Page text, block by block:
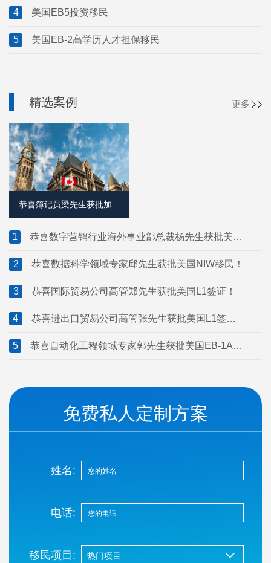
4 美国EB5投资移民
5 美国EB-2高学历人才担保移民
精选案例 更多
恭喜簿记员梁先生获批加拿
大萨省雇主担保移民！
1
恭喜数字营销行业海外事业部总裁杨先生获批美国
2
恭喜数据科学领域专家邱先生获批美国NIW移民！
3 恭喜国际贸易公司高管郑先生获批美国L1签证！
4
恭喜进出口贸易公司高管张先生获批美国L1签
5
恭喜自动化工程领域专家郭先生获批美国EB-1A移
免费私人定制方案
姓名:
电话:
移民项目: